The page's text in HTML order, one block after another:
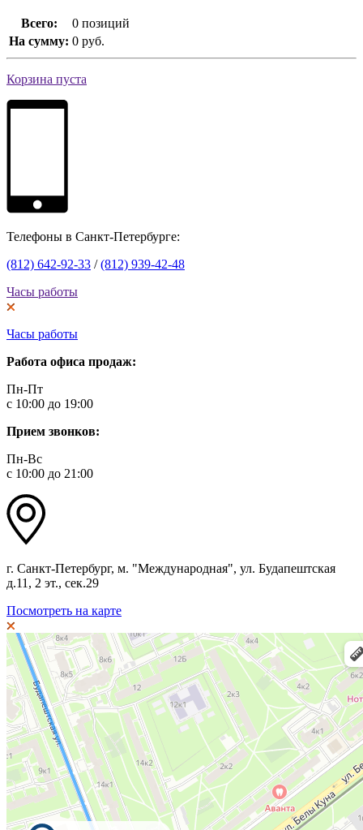
Всего:
0 позиций
На сумму: 0 руб.
Корзина пуста
Телефоны в Санкт-Петербурге:
(812) 642-92-33 /(812) 939-42-48
Часы работы
Часы работы
Работа офиса продаж:
Пн-Пт
с 10:00 до 19:00
Прием звонков:
Пн-Вс
с 10:00 до 21:00
г. Санкт-Петербург, м. "Международная", ул. Будапештская
д.11, 2 эт., сек.29
Посмотреть на карте